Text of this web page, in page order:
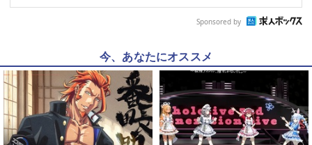
Sponsored by
今、あなたにオススメ